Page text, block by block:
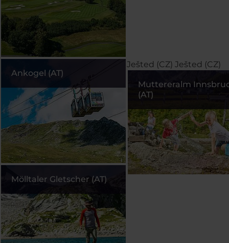
Ješted (CZ) Ješted (CZ)
Ankogel (AT)
Muttereralm
(AT)
Mölltaler Gletscher (AT)